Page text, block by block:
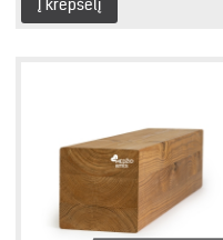
Į krepšelį